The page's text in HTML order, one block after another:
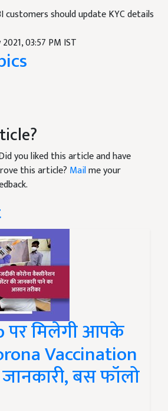
customers should update KYC details
03:57 PM IST
you liked this article and have
this article? Mailme your
पर मिलेगी आपके
Vaccination
बस फॉलो